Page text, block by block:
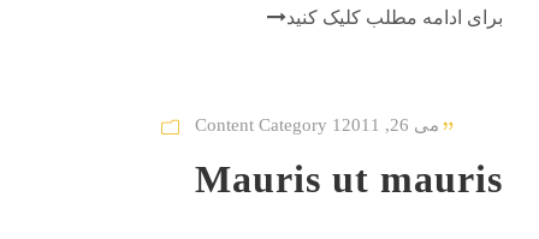
برای ادامه مطلب کلیک کنید
می 26, 2011 Content Category 1
Mauris ut mauris